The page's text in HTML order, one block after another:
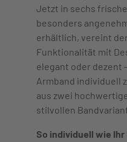
Jetzt in sechs
besonders
erhältlich, vereint
Funktionalität mit
elegant oder dezent
Armband individuell
aus zwei
stilvollen
So individuell wie